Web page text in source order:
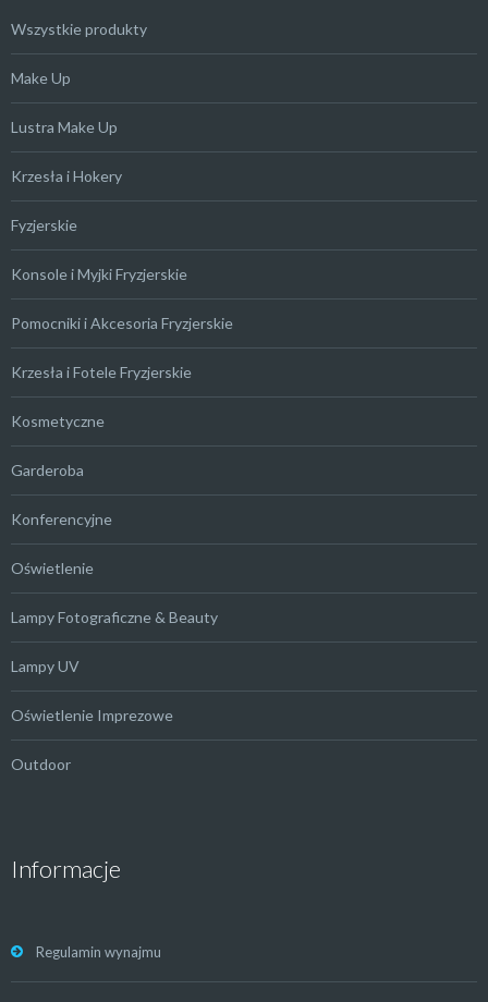
Wszystkie produkty
Make Up
Lustra Make Up
Krzesła i Hokery
Fyzjerskie
Konsole i Myjki Fryzjerskie
Pomocniki i Akcesoria Fryzjerskie
Krzesła i Fotele Fryzjerskie
Kosmetyczne
Garderoba
Konferencyjne
Oświetlenie
Lampy Fotograficzne & Beauty
Lampy UV
Oświetlenie Imprezowe
Outdoor
Informacje
Regulamin wynajmu